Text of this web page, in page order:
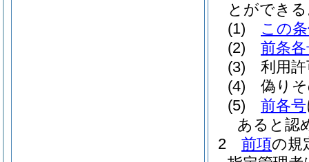
とができ
(1)
この
(2)
前条
(3)
利用
(4)
偽り
(5)
前各号
あると認
2
前項の規